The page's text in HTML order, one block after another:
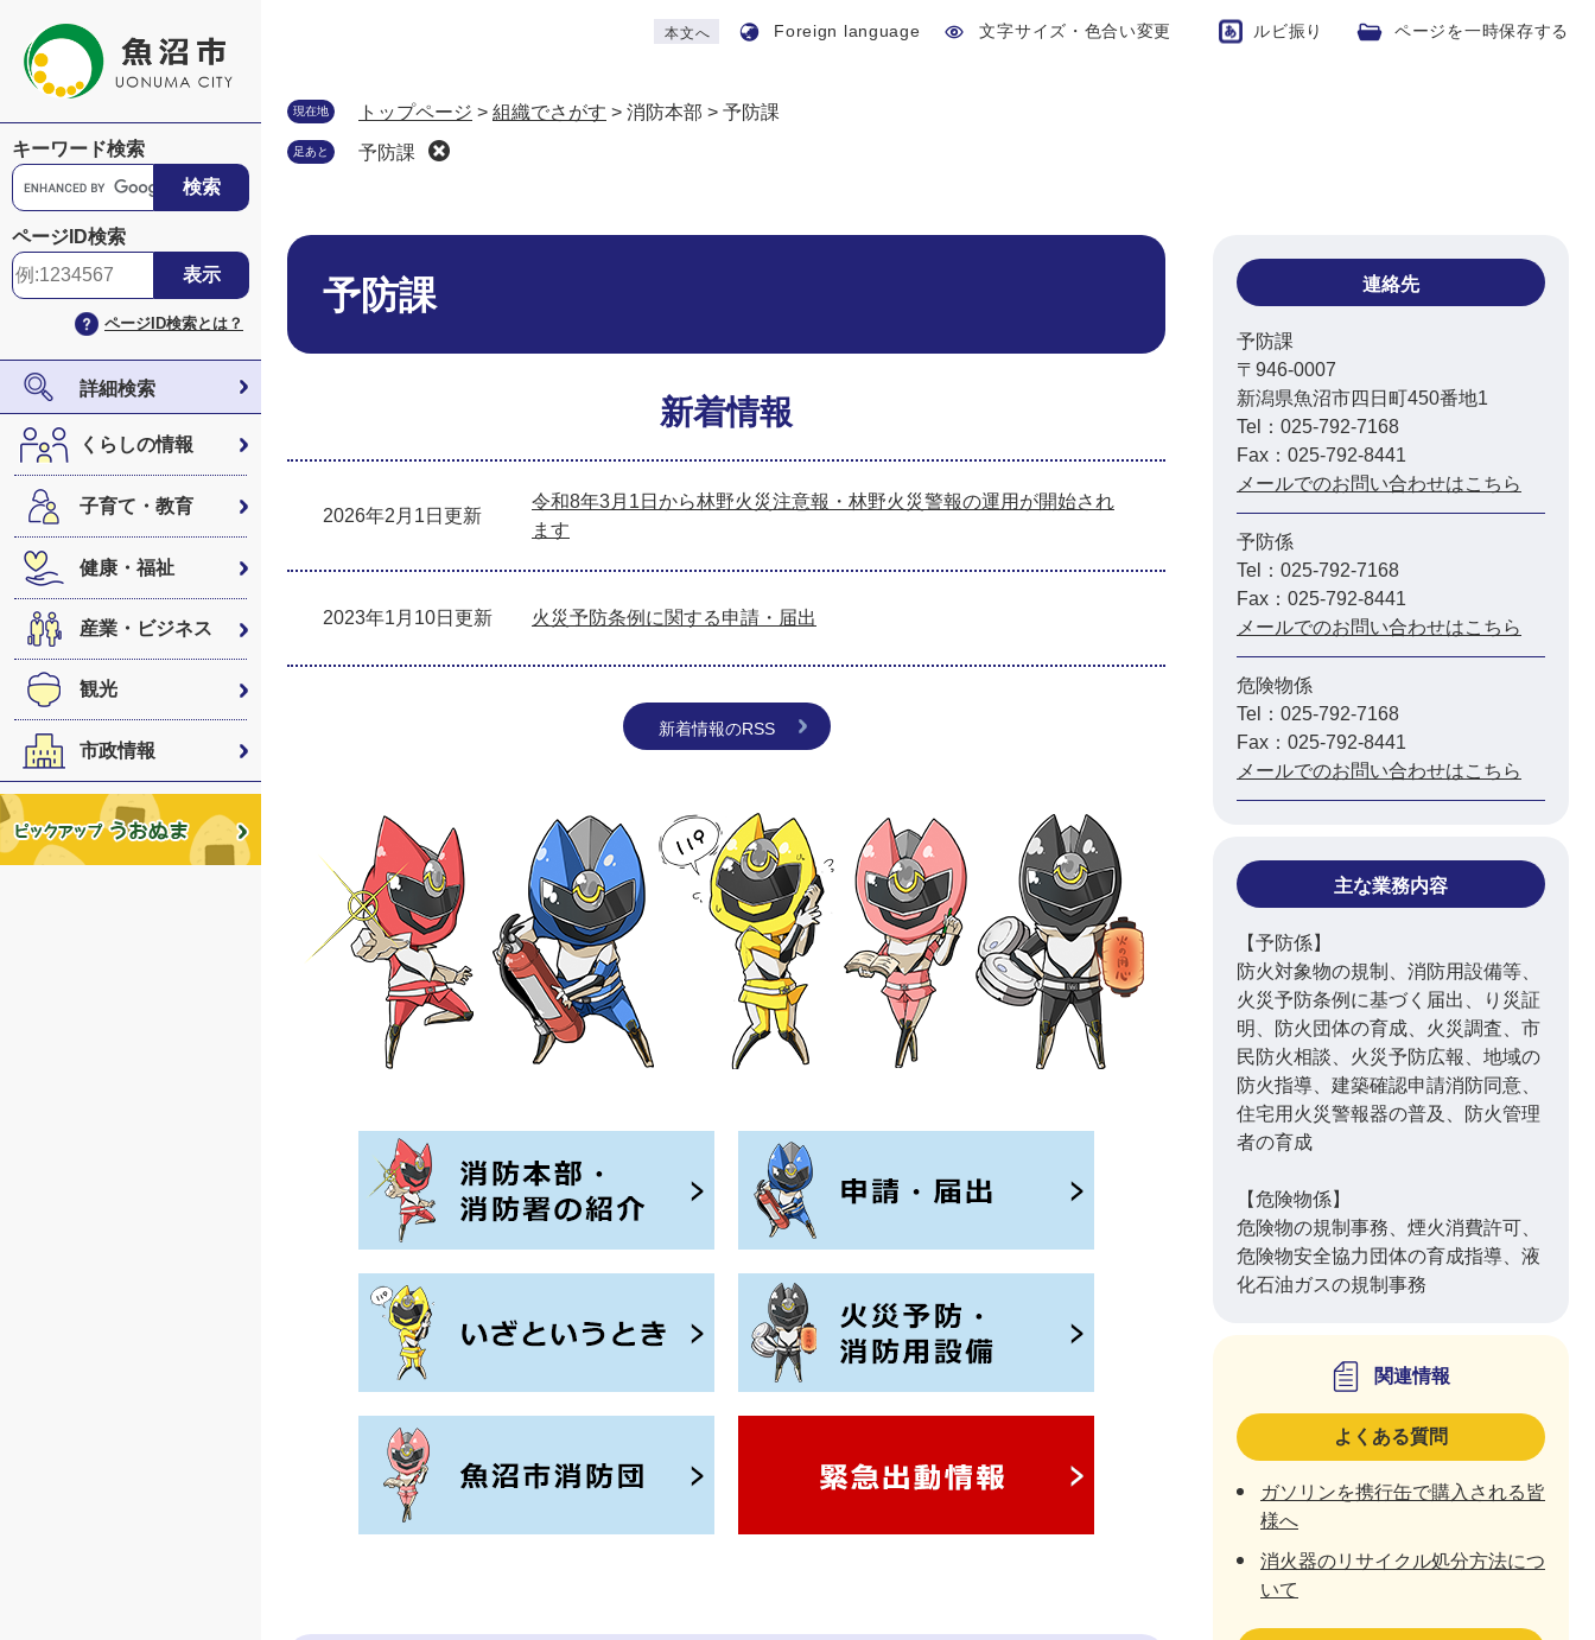
本文へ Foreign language 文字サイズ・色合い変更 ルビ振り ページを一時保存する
キーワード検索
G
o
o
g
ス
タ
ム
検
索
ページID検索
ページID検索とは？
詳細検索
くらしの情報
子育て・教育
健康・福祉
産業・ビジネス
観光
市政情報
現在地 トップページ > 組織でさがす > 消防本部 > 予防課
足あと 予防課
本
予防課
新着情報
2026年2月1日更新
令和8年3月1日から林野火災注意報・林野火災警報の運用が開始され
ます
2023年1月10日更新 火災予防条例に関する申請・届出
新着情報のRSS
連絡先
予防課
〒946-0007
新潟県魚沼市四日町450番地1
Tel：025-792-7168
Fax：025-792-8441
メールでのお問い合わせはこちら
予防係
Tel：025-792-7168
Fax：025-792-8441
メールでのお問い合わせはこちら
危険物係
Tel：025-792-7168
Fax：025-792-8441
メールでのお問い合わせはこちら
主な業務内容
【予防係】
防火対象物の規制、消防用設備等、
火災予防条例に基づく届出、り災証
明、防火団体の育成、火災調査、市
民防火相談、火災予防広報、地域の
防火指導、建築確認申請消防同意、
住宅用火災警報器の普及、防火管理
者の育成
【危険物係】
危険物の規制事務、煙火消費許可、
危険物安全協力団体の育成指導、液
化石油ガスの規制事務
関連情報
よくある質問
ガソリンを携行缶で購入される皆
様へ
消火器のリサイクル処分方法につ
いて